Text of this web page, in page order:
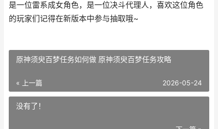
是一位雷系成女角色，是一位决斗代理人，喜欢这位角色
的玩家们记得在新版本中参与抽取哦~
原神须臾百梦任务如何做 原神须臾百梦任务攻略
« 上一篇 2026-05-24
没有了！